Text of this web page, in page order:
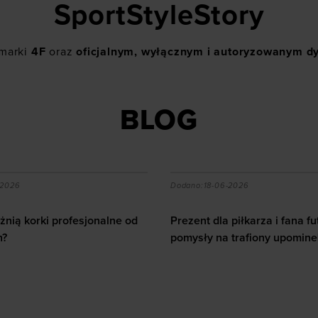
SportStyleStory
4F orazoficjalnym, wyłącznym i autoryzowanym
BLOG
piłkarza i fana futbolu - pomysły na trafiony upominek
i fana futbolu -
upominek
Jak dbać o serce u
Dodano: 12-06-2026
Jak dbać o serce u